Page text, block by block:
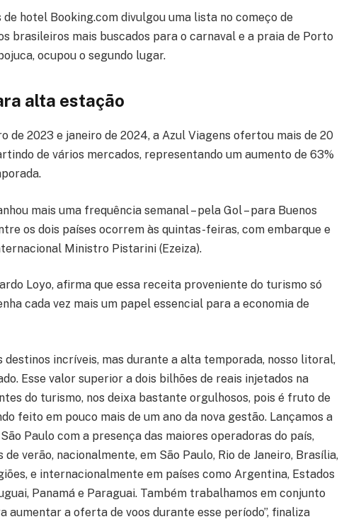
de hotel Booking.com divulgou uma lista no começo de
brasileiros mais buscados para o carnaval e a praia de Porto
ocupou o segundo lugar.
alta estação
de 2023 e janeiro de 2024, a Azul Viagens ofertou mais de 20
de vários mercados, representando um aumento de 63%
mais uma frequência semanal – pela Gol – para Buenos
os dois países ocorrem às quintas-feiras, com embarque e
Ministro Pistarini (Ezeiza).
Loyo, afirma que essa receita proveniente do turismo só
cada vez mais um papel essencial para a economia de
destinos incríveis, mas durante a alta temporada, nosso litoral,
Esse valor superior a dois bilhões de reais injetados na
do turismo, nos deixa bastante orgulhosos, pois é fruto de
feito em pouco mais de um ano da nova gestão. Lançamos a
Paulo com a presença das maiores operadoras do país,
verão, nacionalmente, em São Paulo, Rio de Janeiro, Brasília,
e internacionalmente em países como Argentina, Estados
Panamá e Paraguai. Também trabalhamos em conjunto
aumentar a oferta de voos durante esse período”, finaliza